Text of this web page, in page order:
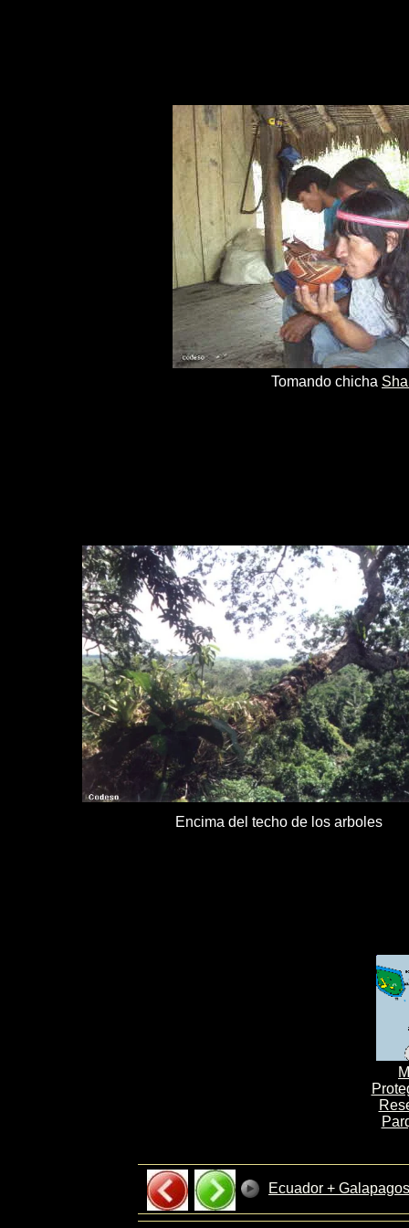
Tomando chicha
Ecuador + Galapagos
Encima del techo de los arboles